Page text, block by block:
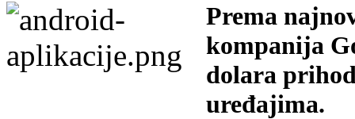
Prema
kompanija
dolara
uređajima.